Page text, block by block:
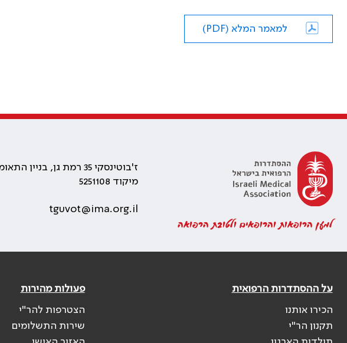
למאמר המלא (PDF)
למען הרופאות והרופאים ולטובת הרפואה
ז'בוטינסקי 35 רמת גן, בניין התאומים 2
מיקוד 5251108
tguvot@ima.org.il
על ההסתדרות הרפואית
הכירו אותנו
תקנון הר"י
פעולות מהירות
הצטרפות להר"י
שירות התשלומים